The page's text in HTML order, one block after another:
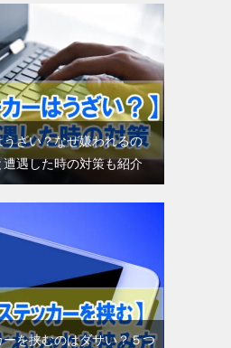
うざい？なぜ嫌われるの
遇した時の対策も紹介
を挟むのはダサい？５つ